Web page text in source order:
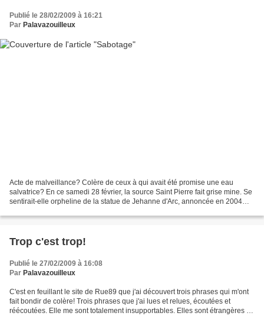
Publié le 28/02/2009 à 16:21
Par Palavazouilleux
Acte de malveillance? Colère de ceux à qui avait été promise une eau
salvatrice? En ce samedi 28 février, la source Saint Pierre fait grise mine. Se
sentirait-elle orpheline de la statue de Jehanne d'Arc, annoncée en 2004
Trop c'est trop!
Publié le 27/02/2009 à 16:08
Par Palavazouilleux
C'est en feuillant le site de Rue89 que j'ai découvert trois phrases qui m'ont
fait bondir de colère! Trois phrases que j'ai lues et relues, écoutées et
réécoutées. Elle me sont totalement insupportables. Elles sont étrangères à